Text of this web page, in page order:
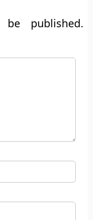
published.